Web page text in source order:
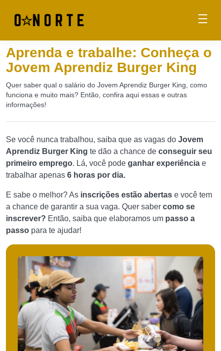
Aprenda e trabalhe: Conheça o
Jovem Aprendiz Burger King
Quer saber qual o salário do Jovem Aprendiz Burger King, como
funciona e muito mais? Então, confira aqui essas e outras
informações!
Se você nunca trabalhou, saiba que as vagas do Jovem
Aprendiz Burger King te dão a chance de conseguir seu
primeiro emprego. Lá, você pode ganhar experiência e
trabalhar apenas 6 horas por dia.
E sabe o melhor? As inscrições estão abertas e você tem
a chance de garantir a sua vaga. Quer saber como se
inscrever? Então, saiba que elaboramos um passo a
passo para te ajudar!